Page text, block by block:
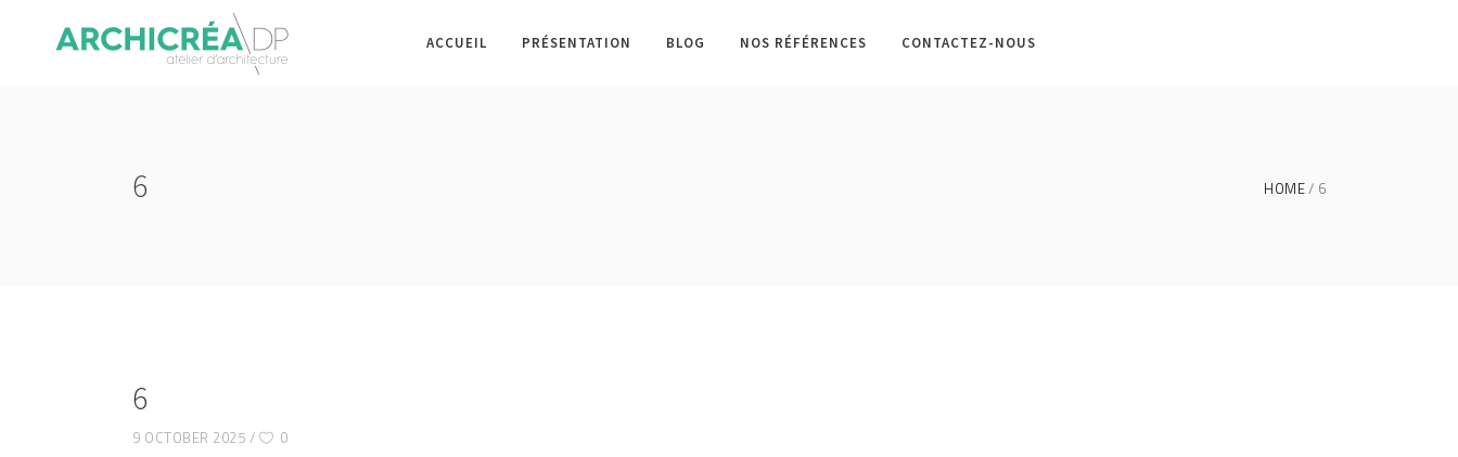
ACCUEIL PRÉSENTATION BLOG NOS RÉFÉRENCES CONTACTEZ-NOUS
6 HOME 6
6
9 OCTOBER 2025 0